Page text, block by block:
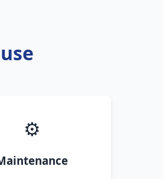
⚙️